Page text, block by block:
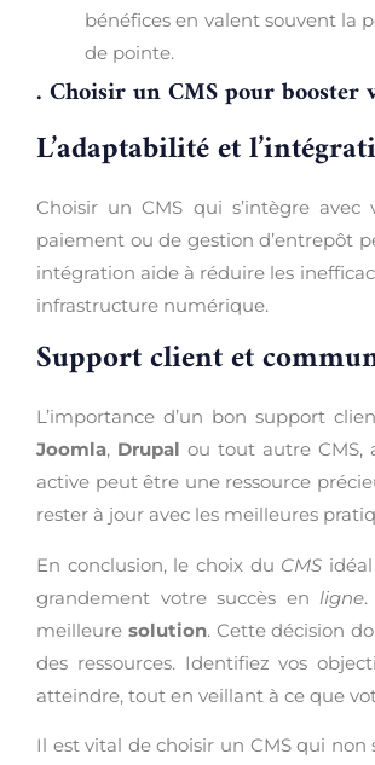
bénéfices en valent souvent la
de pointe.
. Choisir un CMS pour booster
L’adaptabilité et
Choisir un CMS qui s’intègre
paiement ou de gestion d’entrepôt
intégration aide à réduire les
infrastructure numérique.
Support client et
L’importance d’un bon support
Joomla, Drupal ou tout autre CMS,
active peut être une ressource
rester à jour avec les meilleures
En conclusion, le choix du CMS
grandement votre succès en ligne.
meilleure solution. Cette décision
des ressources. Identifiez vos
atteindre, tout en veillant à ce que
Il est vital de choisir un CMS qui